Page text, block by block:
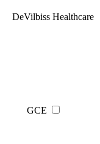
DeVilbiss Healthcare
GCE